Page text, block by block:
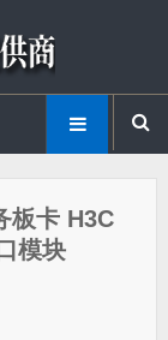
板卡 H3C
模块